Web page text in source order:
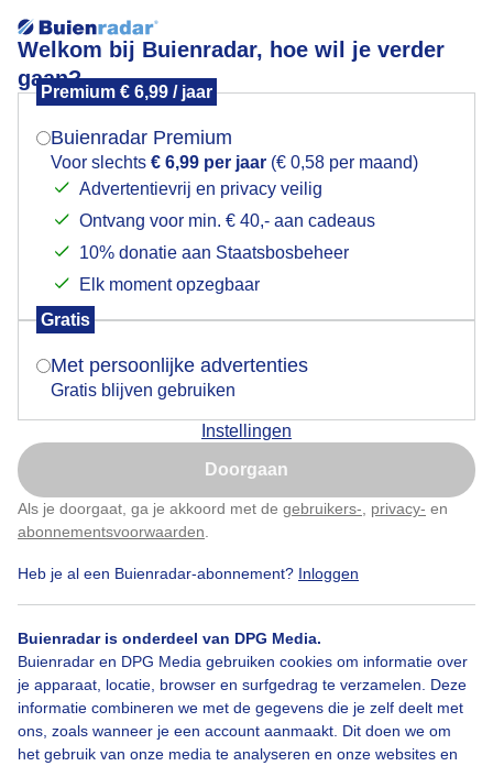
Welkom bij Buienradar, hoe wil je verder
gaan?
Premium € 6,99 / jaar
Buienradar Premium
Voor slechts € 6,99 per jaar (€ 0,58 per maand)
Advertentievrij en privacy veilig
Ontvang voor min. € 40,- aan cadeaus
10% donatie aan Staatsbosbeheer
Elk moment opzegbaar
Gratis
Met persoonlijke advertenties
Gratis blijven gebruiken
Instellingen
Doorgaan
Als je doorgaat, ga je akkoord met de gebruikers- privacy- en
abonnementsvoorwaarden
Heb je al een Buienradar-abonnement? Inloggen
Buienradar is onderdeel van DPG Media.
Buienradar en DPG Media gebruiken cookies om informatie over
je apparaat, locatie, browser en surfgedrag te verzamelen. Deze
informatie combineren we met de gegevens die je zelf deelt met
ons, zoals wanneer je een account aanmaakt. Dit doen we om
het gebruik van onze media te analyseren en onze websites en
Nu nog prachtig! Na de voorspelde regen?? Blaricum
vanmorgen.
Bekijk slideshow
Mogen we je locatie gebruiken voor het
Indien je hier nog geen akkoord op hebt gegeven,
verschijnt er zo een pop-up uit je browser waarin
Is goed, toon de popup
Nu niet, misschien later
Klik hierom dit aan te passen